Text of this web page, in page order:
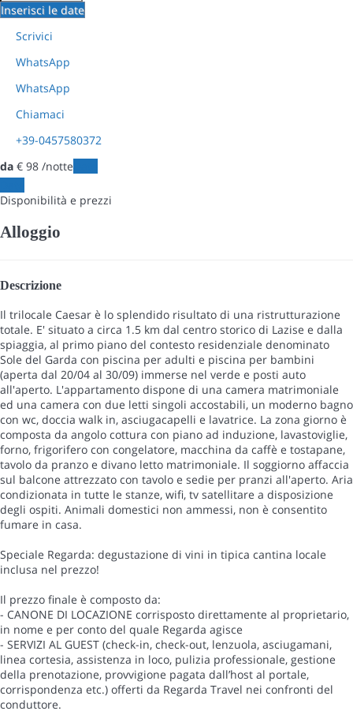
Inserisci le date
Scrivici
WhatsApp
WhatsApp
Chiamaci
+39-0457580372
da € 98 /notte
Disponibilità e prezzi
Alloggio
Descrizione
Il trilocale Caesar è lo splendido risultato di una ristrutturazione
totale. E' situato a circa 1.5 km dal centro storico di Lazise e dalla
spiaggia, al primo piano del contesto residenziale denominato
Sole del Garda con piscina per adulti e piscina per bambini
(aperta dal 20/04 al 30/09) immerse nel verde e posti auto
all'aperto. L'appartamento dispone di una camera matrimoniale
ed una camera con due letti singoli accostabili, un moderno bagno
con wc, doccia walk in, asciugacapelli e lavatrice. La zona giorno è
composta da angolo cottura con piano ad induzione, lavastoviglie,
forno, frigorifero con congelatore, macchina da caffè e tostapane,
tavolo da pranzo e divano letto matrimoniale. Il soggiorno affaccia
sul balcone attrezzato con tavolo e sedie per pranzi all'aperto. Aria
condizionata in tutte le stanze, wifi, tv satellitare a disposizione
degli ospiti. Animali domestici non ammessi, non è consentito
fumare in casa.
Speciale Regarda: degustazione di vini in tipica cantina locale
inclusa nel prezzo!
Il prezzo finale è composto da:
- CANONE DI LOCAZIONE corrisposto direttamente al proprietario,
in nome e per conto del quale Regarda agisce
- SERVIZI AL GUEST (check-in, check-out, lenzuola, asciugamani,
linea cortesia, assistenza in loco, pulizia professionale, gestione
della prenotazione, provvigione pagata dall’host al portale,
corrispondenza etc.) offerti da Regarda Travel nei confronti del
conduttore.